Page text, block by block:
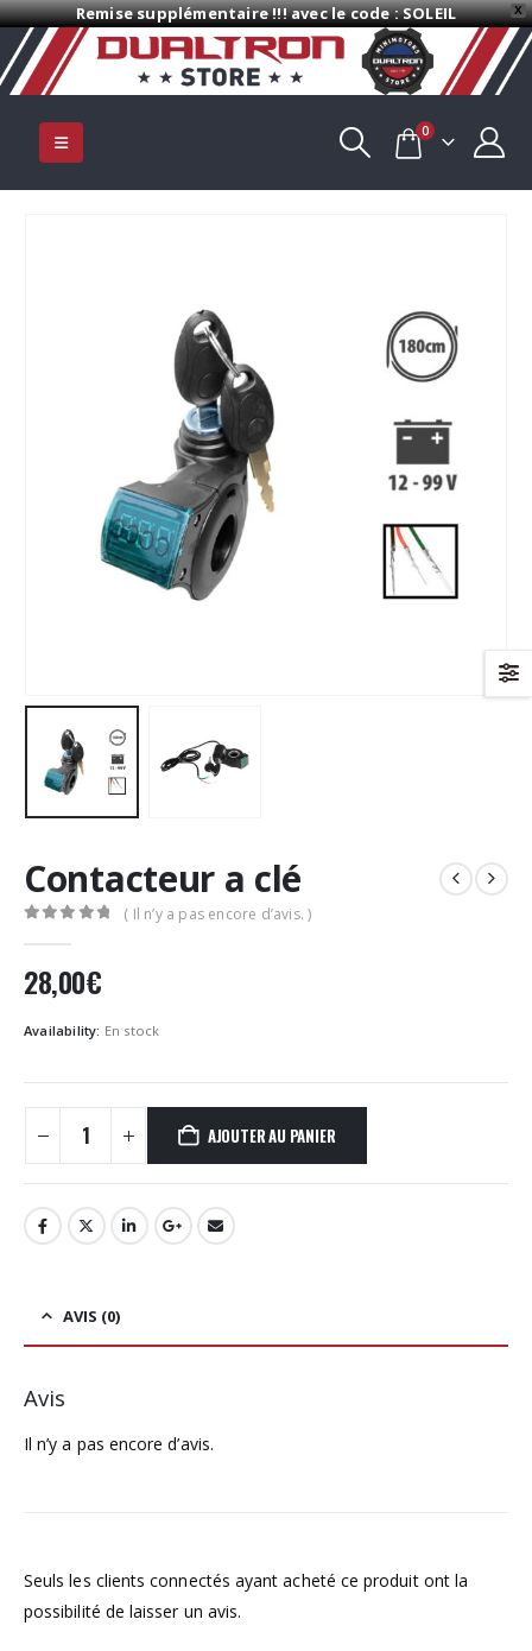
X
Remise supplémentaire !!! avec le code : SOLEIL
0
Contacteur a clé
( Il n’y a pas encore d’avis. )
28,00€
Availability: En stock
AJOUTER AU PANIER
AVIS (0)
Avis
Il n’y a pas encore d’avis.
Seuls les clients connectés ayant acheté ce produit ont la
possibilité de laisser un avis.